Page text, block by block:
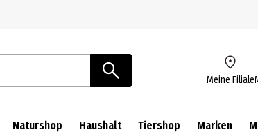
Meine Filiale
Naturshop Haushalt Tiershop Marken